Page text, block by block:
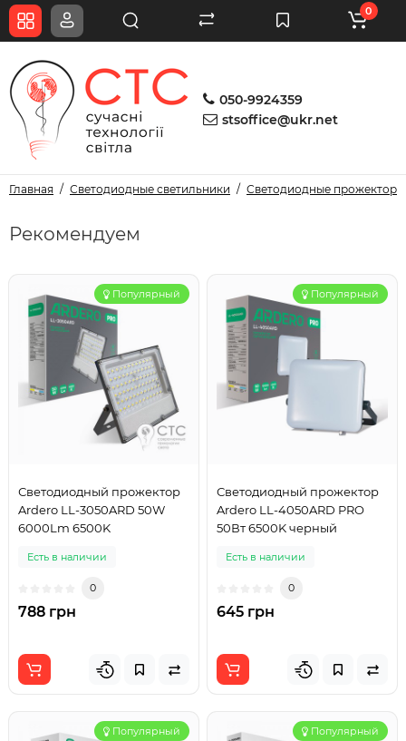
050-9924359
stsoffice@ukr.net
0
Главная Светодиодные светильники Светодиодные прожекторы
Рекомендуем
Популярный
Светодиодный прожектор
Ardero LL-3050ARD 50W
6000Lm 6500K
Есть в наличии
0
788 грн
Популярный
Светодиодный прожектор
Ardero LL-4050ARD PRO
50Вт 6500K черный
Есть в наличии
0
645 грн
Популярный Популярный